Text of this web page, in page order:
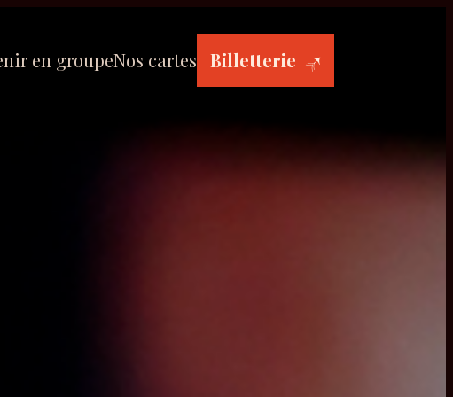
en groupeNos cartes Billetterie